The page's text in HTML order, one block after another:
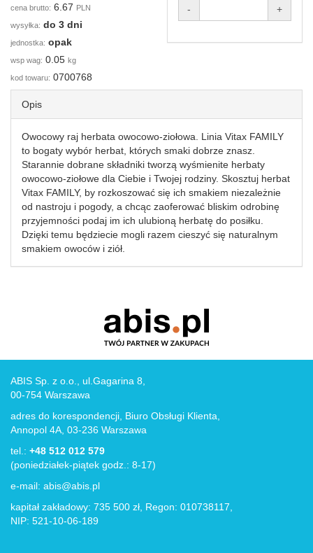
cena brutto: 6.67 PLN
wysyłka: do 3 dni
jednostka: opak
wsp wag: 0.05 kg
kod towaru: 0700768
- +
Opis
Owocowy raj herbata owocowo-ziołowa. Linia Vitax FAMILY
to bogaty wybór herbat, których smaki dobrze znasz.
Starannie dobrane składniki tworzą wyśmienite herbaty
owocowo-ziołowe dla Ciebie i Twojej rodziny. Skosztuj herbat
Vitax FAMILY, by rozkoszować się ich smakiem niezależnie
od nastroju i pogody, a chcąc zaoferować bliskim odrobinę
przyjemności podaj im ich ulubioną herbatę do posiłku.
Dzięki temu będziecie mogli razem cieszyć się naturalnym
smakiem owoców i ziół.
ABIS Sp. z o.o., ul.Gagarina 8,
00-754 Warszawa
adres do korespondencji, Biuro Obsługi Klienta,
Annopol 4A, 03-236 Warszawa
tel.: +48 512 012 579
(poniedziałek-piątek godz.: 8-17)
e-mail: abis@abis.pl
kapitał zakładowy: 735 500 zł, Regon: 010738117,
NIP: 521-10-06-189